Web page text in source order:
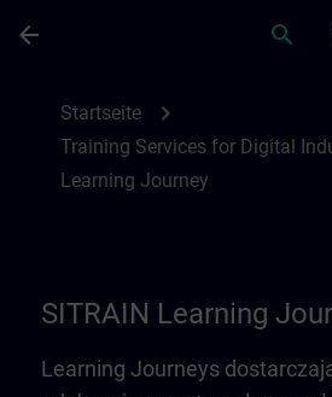
arrow_back search
Startseite chevron_right
Training Services for Digital
Learning Journey
SITRAIN Learning
Learning Journeys